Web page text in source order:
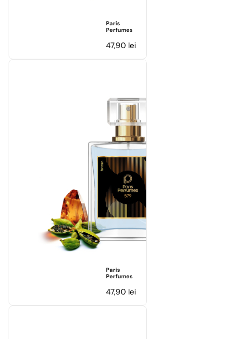
Paris
Perfumes
47,90 lei
Paris
Perfumes
47,90 lei